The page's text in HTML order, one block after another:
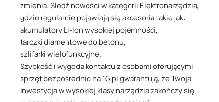
zmienia. Śledź nowości w kategorii Elektronarzędzia,
gdzie regularnie pojawiają się akcesoria takie jak:
akumulatory Li-Ion wysokiej pojemności,
tarczki diamentowe do betonu,
szlifarki wielofunkcyjne.
Szybkość i wygoda kontaktu z osobami oferującymi
sprzęt bezpośrednio na 1G.pl gwarantują, że Twoja
inwestycja w wysokiej klasy narzędzia zakończy się